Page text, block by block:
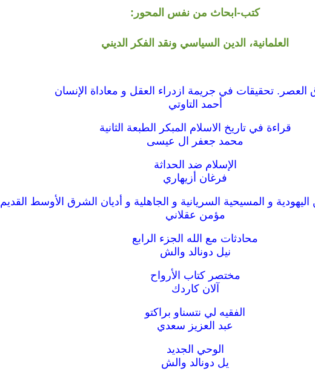
كتب-ابحاث من نفس المحور:
العلمانية، الدين السياسي ونقد الفكر الديني
العصر. تحقيقات في جريمة ازدراء العقل و معاداة الإنسان
أحمد التاوتي
قراءة في تاريخ الاسلام المبكر الطبعة الثانية
محمد جعفر ال عيسى
الإسلام ضد الحداثة
فرغان أزيهاري
و المسيحية السريانية و الجاهلية و أديان الشرق الأوسط القديم
مؤمن عقلاني
محادثات مع الله الجزء الرابع
نيل دونالد والش
مختصر كتاب الأرواح
آلان كاردك
الفقيه لي نتسناو براكتو
عبد العزيز سعدي
الوحي الجديد
يل دونالد والش